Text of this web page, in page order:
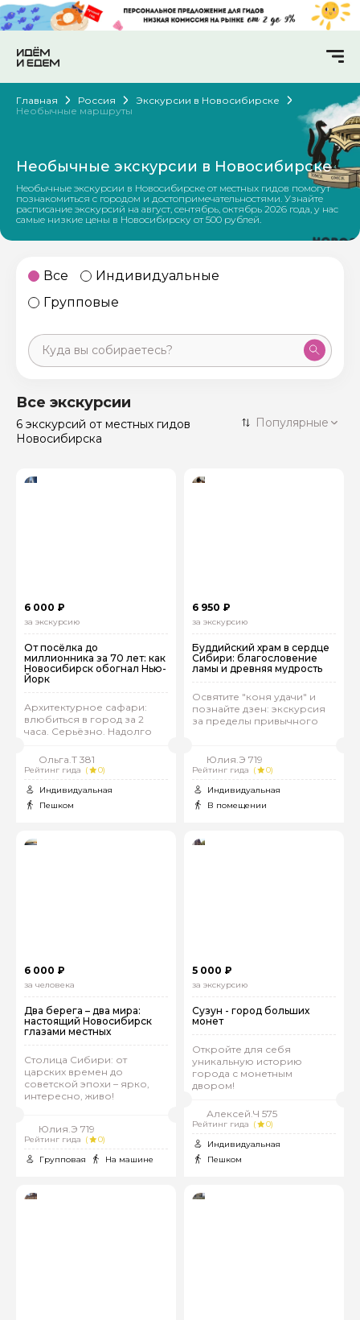
Главная Россия
Экскурсии в Новосибирске
Необычные маршруты
Необычные экскурсии в Новосибирске
Необычные экскурсии в Новосибирске от местных гидов помогут
познакомиться с городом и достопримечательностями. Узнайте
расписание экскурсий на август, сентябрь, октябрь 2026 года, у нас
самые низкие цены в Новосибирску от 500 рублей.
Все
Индивидуальные
Групповые
Санкт-Петербург
Россия
50 экскурсий
Все экскурсии
6 экскурсий от местных гидов
Новосибирска
Популярные
6 000 ₽
за экскурсию
От посёлка до
миллионника за 70 лет: как
Новосибирск обогнал Нью-
Йорк
Архитектурное сафари:
влюбиться в город за 2
часа. Серьёзно. Надолго
Ольга.Т 381
Рейтинг гида (
0)
Индивидуальная
Пешком
6 950 ₽
за экскурсию
Буддийский храм в сердце
Сибири: благословение
ламы и древняя мудрость
Освятите "коня удачи" и
познайте дзен: экскурсия
за пределы привычного
Юлия.Э 719
Рейтинг гида (
0)
Индивидуальная
В помещении
6 000 ₽
за человека
Два берега – два мира:
настоящий Новосибирск
глазами местных
Столица Сибири: от
царских времен до
советской эпохи – ярко,
интересно, живо!
Юлия.Э 719
Рейтинг гида (
0)
Групповая
На машине
5 000 ₽
за экскурсию
Сузун - город больших
монет
Откройте для себя
уникальную историю
города с монетным
двором!
Алексей.Ч 575
Рейтинг гида (
0)
Индивидуальная
Пешком